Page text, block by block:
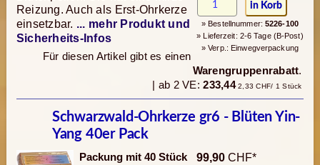
» Bestellnummer: 5226-100
» Lieferzeit: 2-6 Tage (B-Post)
» Verp.: Einwegverpackung
Reizung. Auch als Erst-Ohrkerze
einsetzbar. ... mehr Produkt und
Sicherheits-Infos
Für diesen Artikel gibt es einen
Warengruppenrabatt.
| ab 2 VE:233,442,33 CHF/ 1 Stück
Schwarzwald-Ohrkerze gr6 - Blüten Yin-
Yang 40er Pack
99,90 CHF*
Packung mit 40 Stück